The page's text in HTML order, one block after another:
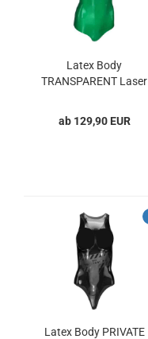
Latex Body
TRANSPARENT Laser
ab 129,90 EUR
Latex Body PRIVATE